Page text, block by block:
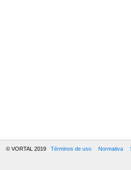
© VORTAL 2019 Términos de uso Normativa